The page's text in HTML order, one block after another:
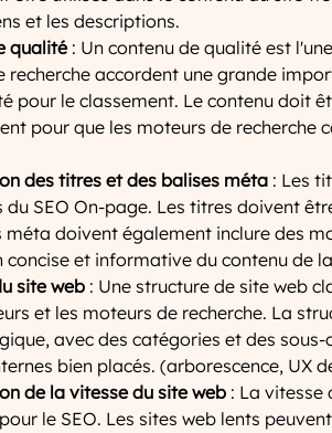
et les descriptions.
qualité : Un contenu de qualité est
recherche accordent une grande
pour le classement. Le contenu doit
pour que les moteurs de recherche
des titres et des balises méta : Les
SEO On-page. Les titres doivent
méta doivent également inclure des
concise et informative du contenu de
site web : Une structure de site web
et les moteurs de recherche. La
avec des catégories et des
bien placés. (arborescence, UX
de la vitesse du site web : La vitesse
le SEO. Les sites web lents